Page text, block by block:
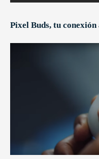
Pixel Buds, tu conexión